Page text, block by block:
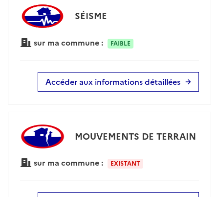
SÉISME
sur ma commune : FAIBLE
Accéder aux informations détaillées
MOUVEMENTS DE TERRAIN
sur ma commune : EXISTANT